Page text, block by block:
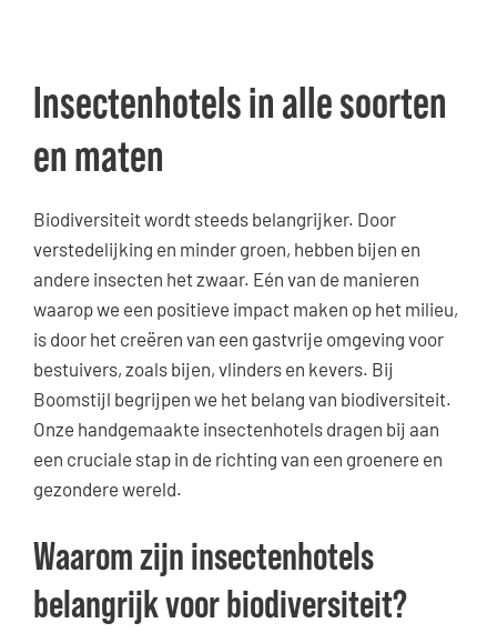
Insectenhotels in alle soorten
en maten
Biodiversiteit wordt steeds belangrijker. Door
verstedelijking en minder groen, hebben bijen en
andere insecten het zwaar. Eén van de manieren
waarop we een positieve impact maken op het milieu,
is door het creëren van een gastvrije omgeving voor
bestuivers, zoals bijen, vlinders en kevers. Bij
Boomstijl begrijpen we het belang van biodiversiteit.
Onze handgemaakte insectenhotels dragen bij aan
een cruciale stap in de richting van een groenere en
gezondere wereld.
Waarom zijn insectenhotels
belangrijk voor biodiversiteit?